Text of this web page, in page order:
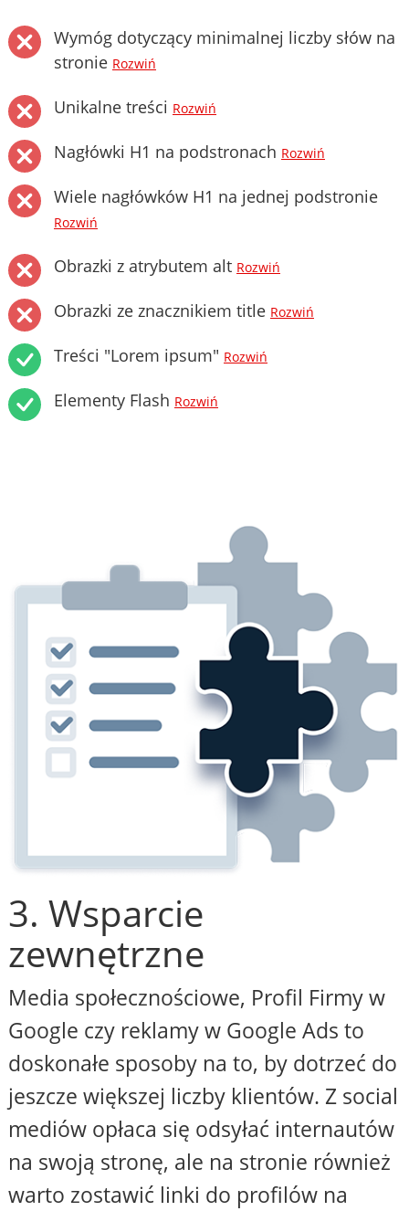
Wymóg dotyczący minimalnej liczby słów na
stronie Rozwiń
Unikalne treści Rozwiń
Nagłówki H1 na podstronach Rozwiń
Wiele nagłówków H1 na jednej podstronie
Rozwiń
Obrazki z atrybutem alt Rozwiń
Obrazki ze znacznikiem title Rozwiń
Treści "Lorem ipsum" Rozwiń
Elementy Flash Rozwiń
3. Wsparcie
zewnętrzne
Media społecznościowe, Profil Firmy w
Google czy reklamy w Google Ads to
doskonałe sposoby na to, by dotrzeć do
jeszcze większej liczby klientów. Z social
mediów opłaca się odsyłać internautów
na swoją stronę, ale na stronie również
warto zostawić linki do profilów na